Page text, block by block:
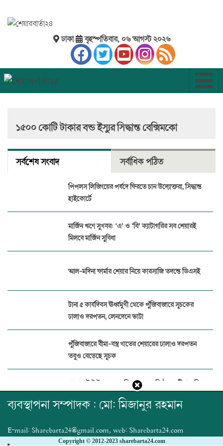
ঢাকা বৃহস্পতিবার, ০৬ আগস্ট ২০২৬
১৫০০ কোটি টাকার বন্ড ইস্যুর সিদ্ধান্ত বেক্সিমকো
সর্বশেষ সংবাদ সর্বাধিক পঠিত
পিপলস লিজিংয়ের পর্ষদে ফিরতে চান উদ্যোক্তরা, সিদ্ধান্ত
হাইকোর্টে
মার্জিন ঋণে সুখবর: ‘এ’ ও ‘বি’ ক্যাটাগরির সব শেয়ারই
মিলবে মার্জিন সুবিধা
আল-মদিনা ফার্মার শেয়ার নিয়ে কারসাজি তদন্তে ডিএসই
টানা ৫ কার্যদিবস ঊর্ধ্বমুখী থেকে পুঁজিবাজারে সূচকের
ঢালাও দরপতন, লেনদেনে ভাটা
পুঁজিবাজারে বীমা-বস্ত্র খাতের শেয়ারের ঢালাও দরপতন
তবুও বেড়েছে সূচক
প্যারামাউন্ট ইন্স্যুরেন্সের বিরুদ্ধে ১৭ প্রতিষ্ঠানের বীমা দাবির
অর্থ আত্মসাত
জোরদার বিএসইসির
ব্যবস্থাপনা সম্পাদক : মো: মিজানুর রহমান
E-mail: Sharebarta24@gmail.com, web: Sharebarta24.com
Copyright © 2012-2023 sharebarta24.com